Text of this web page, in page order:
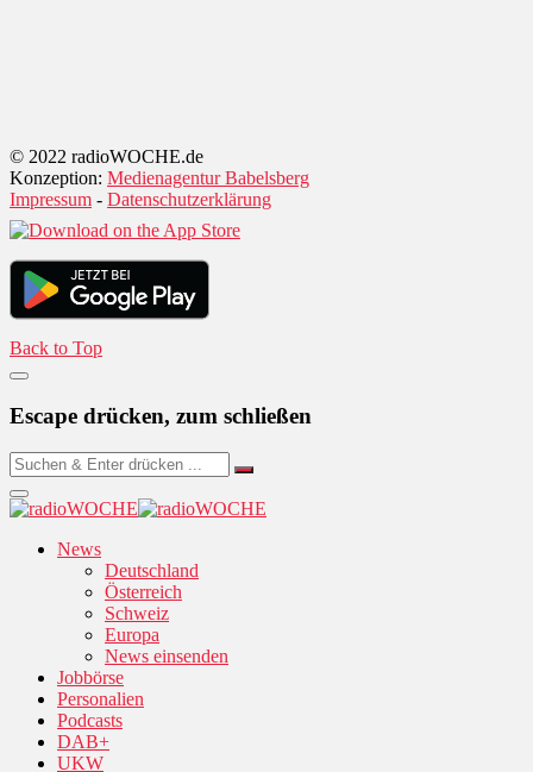
© 2022 radioWOCHE.de
Konzeption: Medienagentur Babelsberg
Impressum - Datenschutzerklärung
Back to Top
Escape drücken, zum schließen
News
Deutschland
Österreich
Schweiz
Europa
News einsenden
Jobbörse
Personalien
Podcasts
DAB+
UKW